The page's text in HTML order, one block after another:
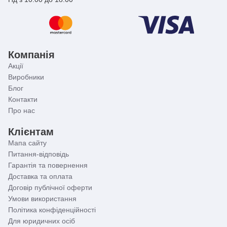
Компанія
Акції
Виробники
Блог
Контакти
Про нас
Клієнтам
Мапа сайту
Питання-відповідь
Гарантія та повернення
Доставка та оплата
Договір публічної оферти
Умови використання
Політика конфіденційності
Для юридичних осіб